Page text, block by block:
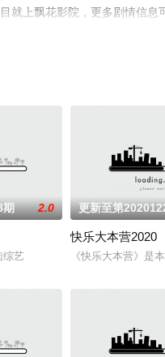
就上飘花影院，更多剧情信息
期 2.0
综艺
更新至第
快乐大本营2020
《快乐大本营》是